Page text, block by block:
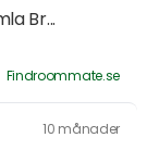
Br...
Findroommate.se
10 månader